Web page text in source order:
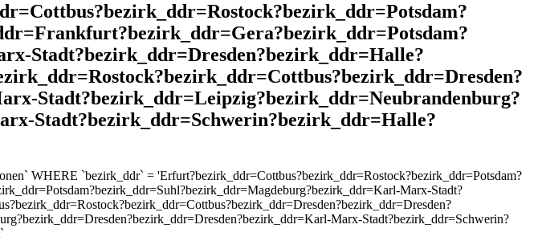
Stadt?bezirk_ddr=Dresden?bezirk_ddr=Halle?
Stadt?bezirk_ddr=Leipzig?bezirk_ddr=Neubrandenburg?
Stadt?bezirk_ddr=Schwerin?bezirk_ddr=Halle?
WHERE `bezirk_ddr` = 'Erfurt?bezirk_ddr=Cottbus?bezirk_ddr=Rostock?bezirk_ddr=Potsdam?
Marx-Stadt?
Marx-Stadt?bezirk_ddr=Schwerin?